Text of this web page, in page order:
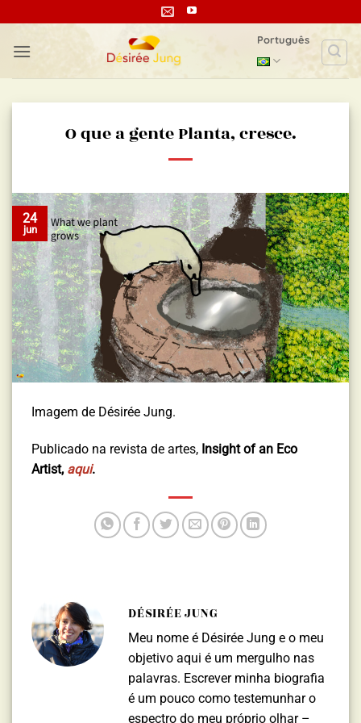
content
Português
O que a gente Planta, cresce.
24
jun
Imagem de Désirée Jung.
Publicado na revista de artes, Insight of an Eco
Artist, aqui.
DÉSIRÉE JUNG
Meu nome é Désirée Jung e o meu
objetivo aqui é um mergulho nas
palavras. Escrever minha biografia
é um pouco como testemunhar o
espectro do meu próprio olhar –